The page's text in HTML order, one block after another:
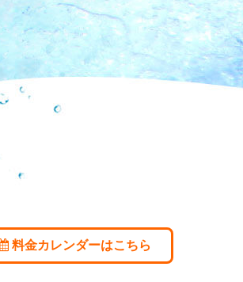
料金カレンダーはこちら